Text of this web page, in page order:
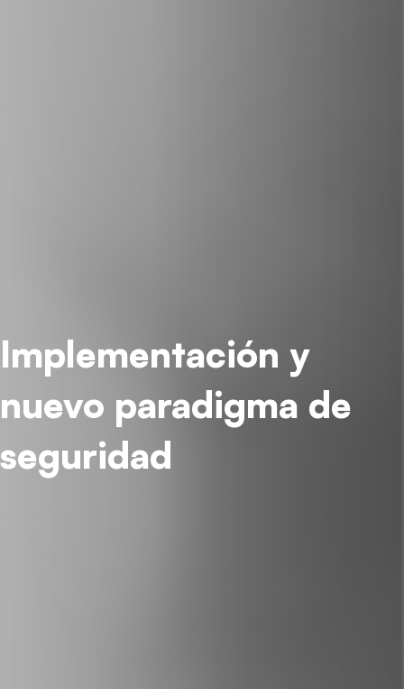
Implementación y
nuevo paradigma de
seguridad